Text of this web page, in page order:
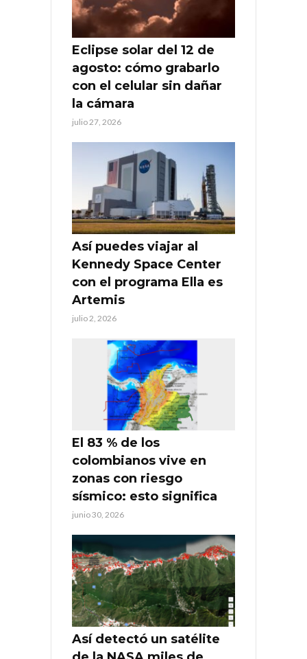
Eclipse solar del 12 de
agosto: cómo grabarlo
con el celular sin dañar
la cámara
julio 27, 2026
Así puedes viajar al
Kennedy Space Center
con el programa Ella es
Artemis
julio 2, 2026
El 83 % de los
colombianos vive en
zonas con riesgo
sísmico: esto significa
junio 30, 2026
Así detectó un satélite